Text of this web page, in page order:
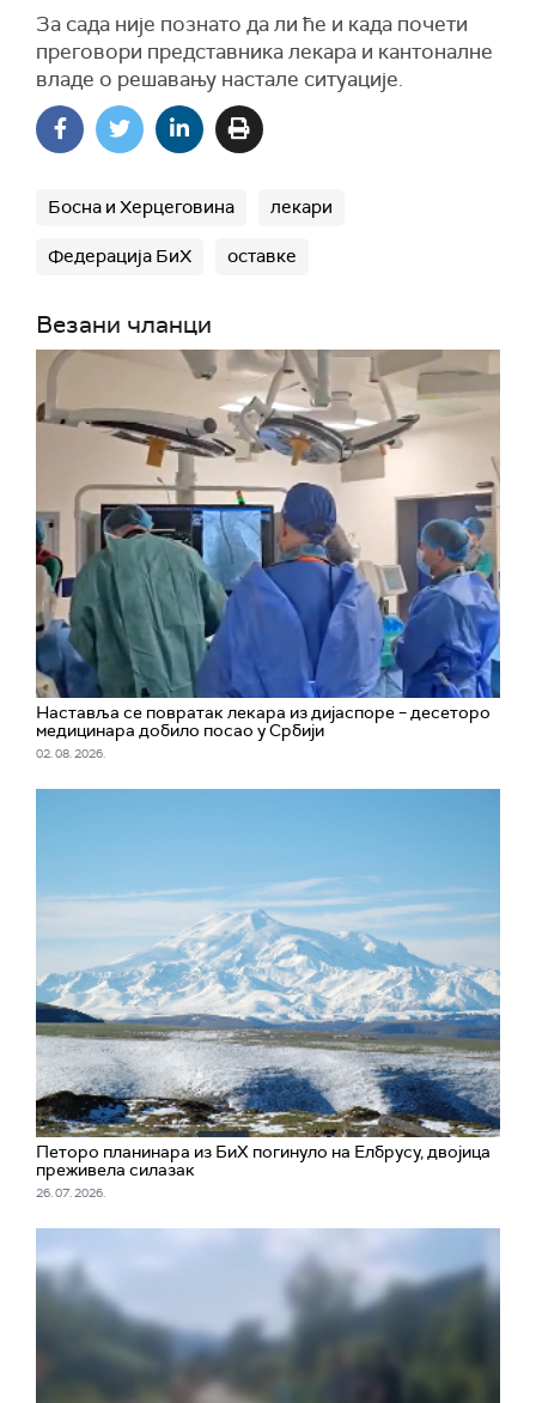
За сада није познато да ли ће и када почети
преговори представника лекара и кантоналне
владе о решавању настале ситуације.
Босна и Херцеговина лекари
Федерација БиХ оставке
Везани чланци
Наставља се повратак лекара из дијаспоре – десеторо
медицинара добило посао у Србији
02. 08. 2026.
Петоро планинара из БиХ погинуло на Елбрусу, двојица
преживела силазак
26. 07. 2026.